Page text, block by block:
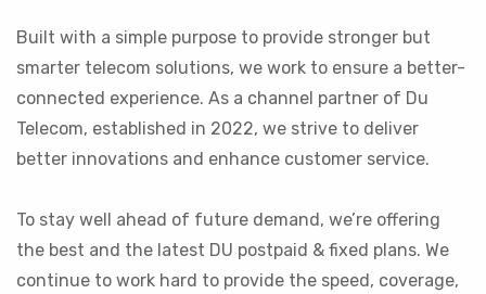
Built with a simple purpose to provide stronger but
smarter telecom solutions, we work to ensure a better-
connected experience. As a channel partner of Du
Telecom, established in 2022, we strive to deliver
better innovations and enhance customer service.
To stay well ahead of future demand, we’re offering
the best and the latest DU postpaid & fixed plans. We
continue to work hard to provide the speed, coverage,